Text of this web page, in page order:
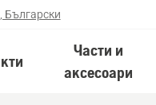
Български
Части и
аксесоари